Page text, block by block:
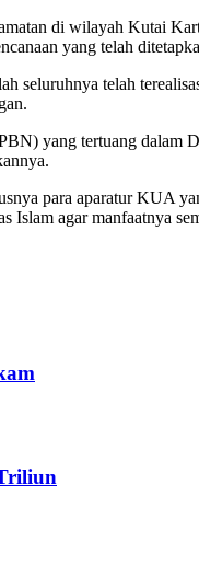
di wilayah Kutai
yang telah
telah
yang tertuang dalam
para aparatur KUA
agar manfaatnya